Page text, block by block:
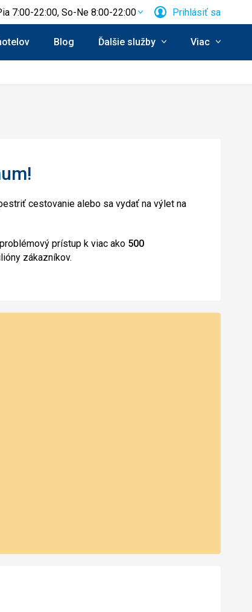
Po-Pia 7:00-22:00, So-Ne 8:00-22:00 Prihlásiť sa
Blog Ďalšie služby Viac
cestovanie alebo sa vydať na výlet na
prístup k viac ako 500
zákazníkov.